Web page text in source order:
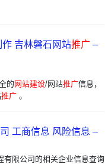
吉林磐石网站推广 –
的 网站建设/网站推广信息，
推广 。
工商信息 风险信息 –
有限公司的相关企业信息查询